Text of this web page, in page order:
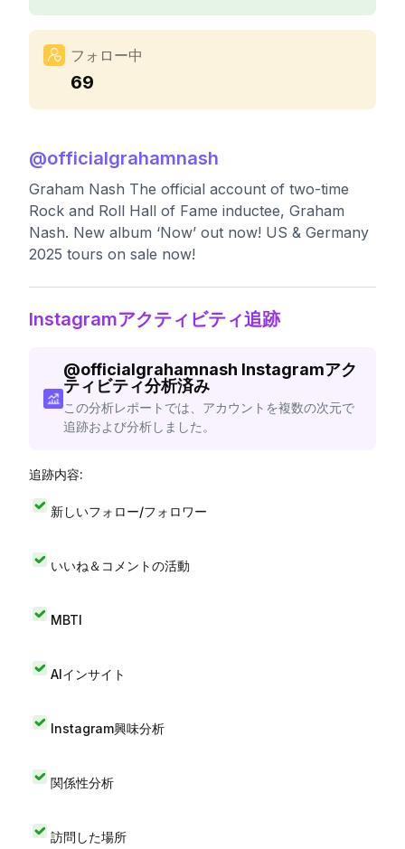
フォロー中
69
@officialgrahamnash
Graham Nash The official account of two-time
Rock and Roll Hall of Fame inductee, Graham
Nash. New album ‘Now’ out now! US & Germany
2025 tours on sale now!
Instagramアクティビティ追跡
@officialgrahamnash Instagramアク
ティビティ分析済み
この分析レポートでは、アカウントを複数の次元で
追跡および分析しました。
追跡内容:
新しいフォロー/フォロワー
いいね＆コメントの活動
MBTI
AIインサイト
Instagram興味分析
関係性分析
訪問した場所